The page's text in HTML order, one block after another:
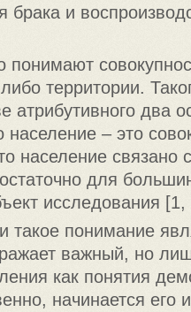
брака и
понимают
территории.
атрибутивного два
население – это
население связано
для
исследования
понимание
важный, но
как понятия
начинается его